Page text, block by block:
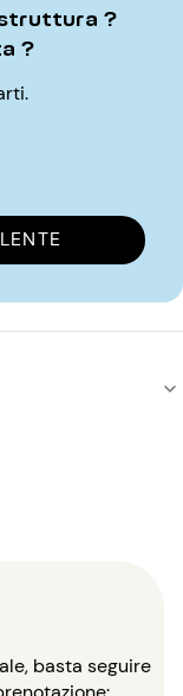
?
?
basta seguire